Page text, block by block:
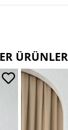
ÜRÜNLER